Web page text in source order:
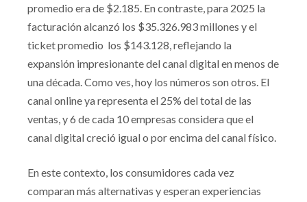
promedio era de $2.185. En contraste, para 2025 la
facturación alcanzó los $35.326.983 millones y el
ticket promedio los $143.128, reflejando la
expansión impresionante del canal digital en menos de
una década. Como ves, hoy los números son otros. El
canal online ya representa el 25% del total de las
ventas, y 6 de cada 10 empresas considera que el
canal digital creció igual o por encima del canal físico.
En este contexto, los consumidores cada vez
comparan más alternativas y esperan experiencias